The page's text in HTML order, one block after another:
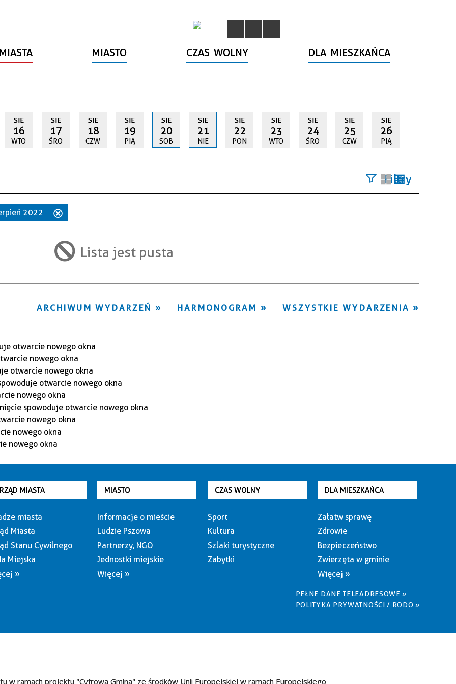
MIASTO CZAS WOLNY DLA MIESZKAŃCA
SIE
16
WTO
SIE
17
ŚRO
SIE
18
CZW
SIE
19
PIĄ
SIE
20
SOB
SIE
21
NIE
SIE
22
PON
SIE
23
WTO
SIE
24
ŚRO
SIE
25
CZW
SIE
26
PIĄ
Filtry
Miejsce
2022
filtr
Lista jest pusta
WSZYSTKIE WYDARZENIA
HARMONOGRAM
ARCHIWUM WYDARZEŃ
MIASTA
miasta
Miasta
Stanu Cywilnego
Miejska
»
MIASTO
Informacje o mieście
Ludzie Pszowa
Partnerzy, NGO
Jednostki miejskie
Więcej »
CZAS WOLNY
Sport
Kultura
Szlaki turystyczne
Zabytki
DLA MIESZKAŃCA
Załatw sprawę
Zdrowie
Bezpieczeństwo
Zwierzęta w gminie
Więcej »
PEŁNE DANE TELEADRESOWE »
POLITYKA PRYWATNOŚCI / RODO »
w ramach projektu "Cyfrowa Gmina" ze środków Unii Europejskiej w ramach Europejskiego